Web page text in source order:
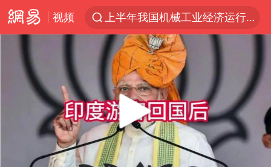
视频
上半年我国机械工业经济运行稳中有进
泰国枪击案凶手先杀祖父母后行凶
A股三大股指收涨
台风“白海豚”体型变大！环流面积接近13个浙江那么大
宇树科技中一签需缴款7.54万元